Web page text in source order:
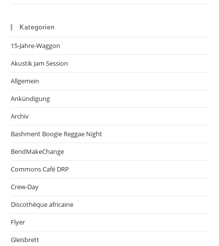
Kategorien
15-Jahre-Waggon
Akustik Jam Session
Allgemein
Ankündigung
Archiv
Bashment Boogie Reggae Night
BendMakeChange
Commons Café DRP
Crew-Day
Discothèque africaine
Flyer
Gleisbrett